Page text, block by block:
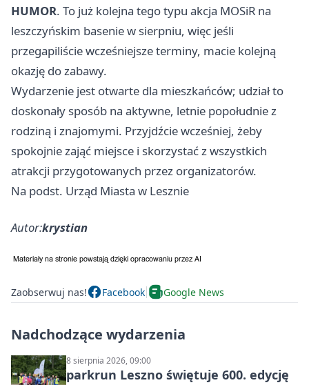
HUMOR. To już kolejna tego typu akcja MOSiR na
leszczyńskim basenie w sierpniu, więc jeśli
przegapiliście wcześniejsze terminy, macie kolejną
okazję do zabawy.
Wydarzenie jest otwarte dla mieszkańców; udział to
doskonały sposób na aktywne, letnie popołudnie z
rodziną i znajomymi. Przyjdźcie wcześniej, żeby
spokojnie zająć miejsce i skorzystać z wszystkich
atrakcji przygotowanych przez organizatorów.
Na podst. Urząd Miasta w Lesznie
Autor:krystian
Zaobserwuj nas! Facebook Google News
Nadchodzące wydarzenia
8 sierpnia 2026, 09:00
parkrun Leszno świętuje 600. edycję